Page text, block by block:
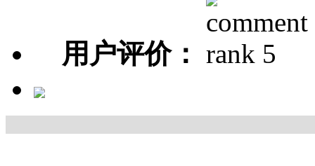
用户评价：